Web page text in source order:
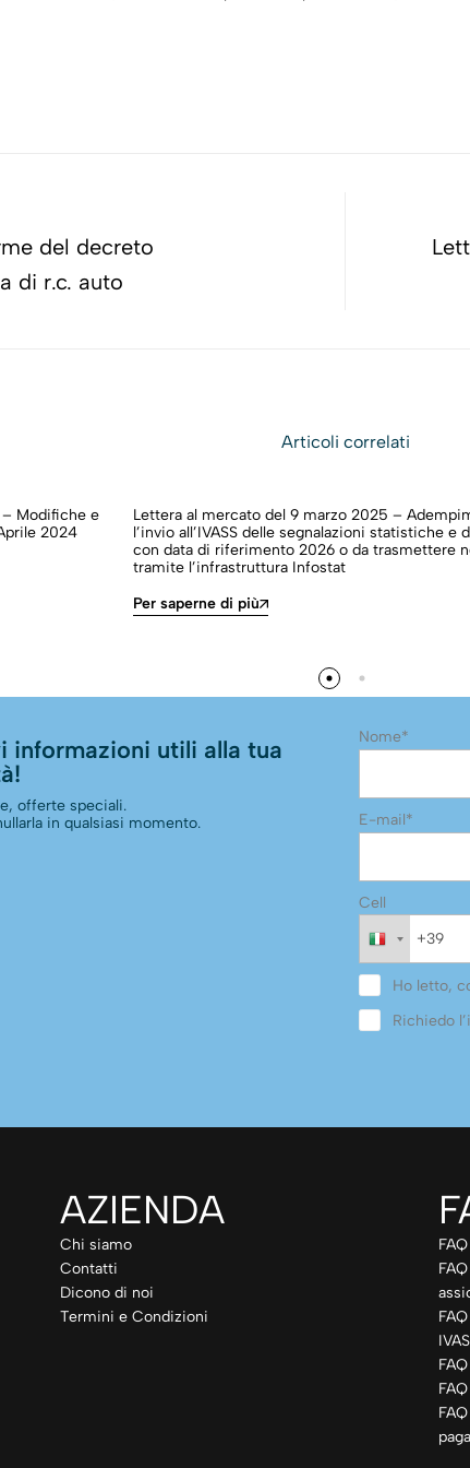
del decreto
di r.c. auto
Articoli correlati
– Modifiche e
2024
Lettera al mercato del 9 marzo 2025 –
l’invio all’IVASS delle segnalazioni statistiche e
con data di riferimento 2026 o da trasmettere
tramite l’infrastruttura Infostat
Per saperne di più
informazioni utili alla tua
offerte speciali.
in qualsiasi momento.
Nome*
E-mail*
Cell
Ho letto,
Richiedo
AZIENDA
Chi siamo
Contatti
Dicono di noi
Termini e Condizioni